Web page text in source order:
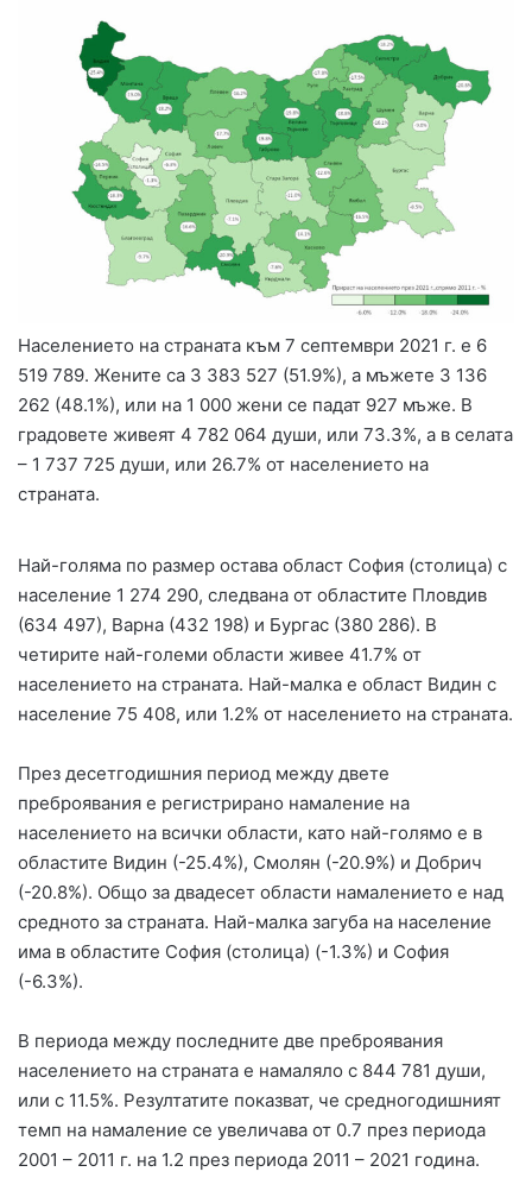
Населението на страната към 7 септември 2021 г. е 6
519 789. Жените са 3 383 527 (51.9%), а мъжете 3 136
262 (48.1%), или на 1 000 жени се падат 927 мъже. В
градовете живеят 4 782 064 души, или 73.3%, а в селата
– 1 737 725 души, или 26.7% от населението на
страната.
Най-голяма по размер остава област София (столица) с
население 1 274 290, следвана от областите Пловдив
(634 497), Варна (432 198) и Бургас (380 286). В
четирите най-големи области живее 41.7% от
населението на страната. Най-малка е област Видин с
население 75 408, или 1.2% от населението на страната.
През десетгодишния период между двете
преброявания е регистрирано намаление на
населението на всички области, като най-голямо е в
областите Видин (-25.4%), Смолян (-20.9%) и Добрич
(-20.8%). Общо за двадесет области намалението е над
средното за страната. Най-малка загуба на население
има в областите София (столица) (-1.3%) и София
(-6.3%).
В периода между последните две преброявания
населението на страната е намаляло с 844 781 души,
или с 11.5%. Резултатите показват, че средногодишният
темп на намаление се увеличава от 0.7 през периода
2001 – 2011 г. на 1.2 през периода 2011 – 2021 година.